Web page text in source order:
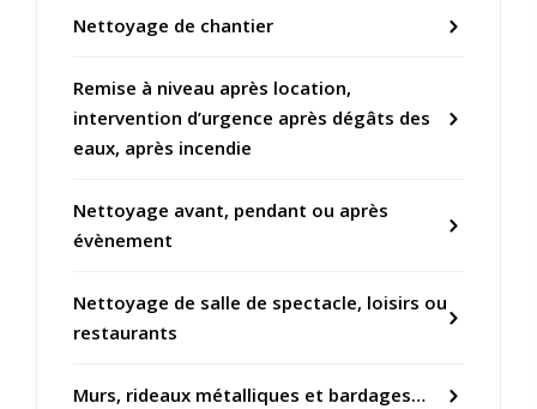
Nettoyage de chantier
Remise à niveau après location,
intervention d’urgence après dégâts des
eaux, après incendie
Nettoyage avant, pendant ou après
évènement
Nettoyage de salle de spectacle, loisirs ou
restaurants
Murs, rideaux métalliques et bardages…